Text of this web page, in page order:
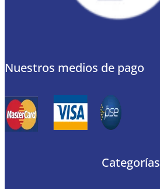
Nuestros medios de pago
Categorías